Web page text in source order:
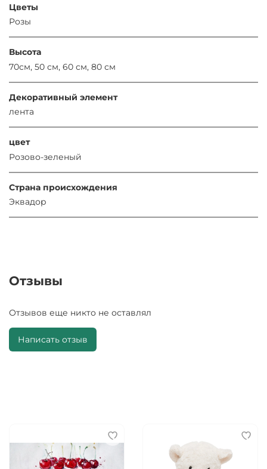
Цветы
Розы
Высота
70см, 50 см, 60 см, 80 см
Декоративный элемент
лента
цвет
Розово-зеленый
Страна происхождения
Эквадор
Отзывы
Отзывов еще никто не оставлял
Написать отзыв